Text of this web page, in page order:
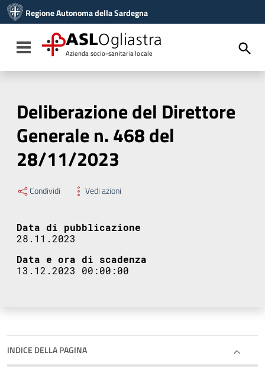
Vai al menu di navigazione
Vai al footer
Regione Autonoma della Sardegna
Toggle navigation
ASLOgliastra
Azienda socio-sanitaria locale
Deliberazione del Direttore
Generale n. 468 del
28/11/2023
Condividi Vedi azioni
Data di pubblicazione
28.11.2023
Data e ora di scadenza
13.12.2023 00:00:00
INDICE DELLA PAGINA